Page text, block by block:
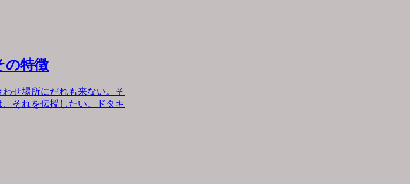
の特徴
せ場所にだれも来ない。そ
それを伝授したい。ドタキ